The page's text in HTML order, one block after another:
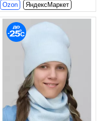
Ozon
ЯндексМаркет